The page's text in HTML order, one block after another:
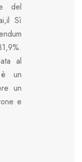
del
Sì
al
è un
un
e